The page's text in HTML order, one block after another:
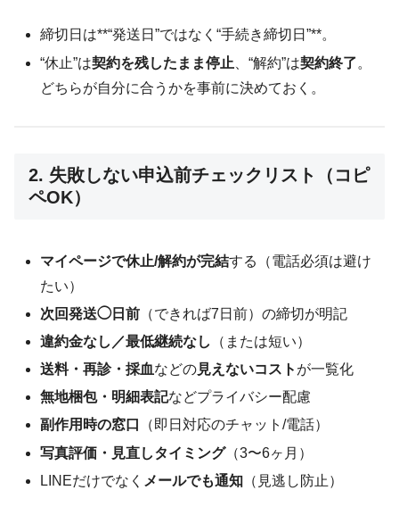
締切日は**“発送日”ではなく“手続き締切日”**。
“休止”は契約を残したまま停止 、“解約”は契約終了。
どちらが自分に合うかを事前に決めておく。
2. 失敗しない申込前チェックリスト（コピ
ペOK）
マイページで休止/解約が完結する（電話必須は避け
たい）
次回発送◯日前 （できれば7日前）の締切が明記
違約金なし／最低継続なし
（または短い）
送料・再診・採血などの見えないコスト が一覧化
無地梱包・明細表記などプライバシー配慮
副作用時の窓口
（即日対応のチャット/電話）
写真評価・見直しタイミング（3〜6ヶ月）
LINEだけでなく メールでも通知 （見逃し防止）